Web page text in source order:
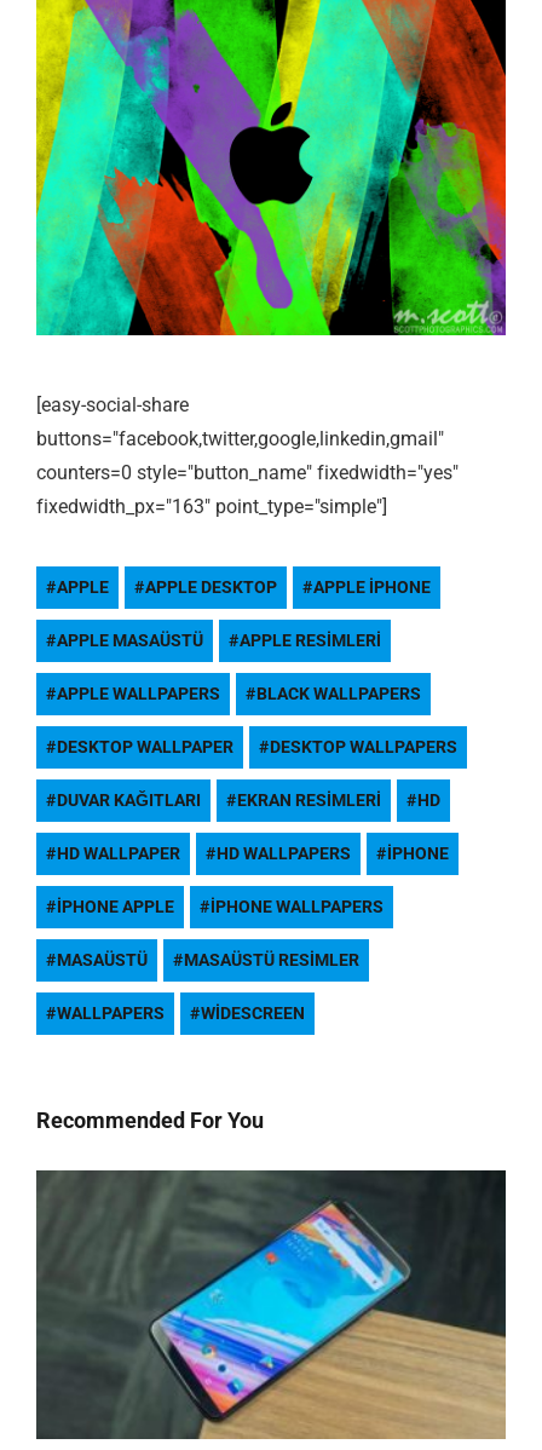
[easy-social-share
buttons="facebook,twitter,google,linkedin,gmail"
counters=0 style="button_name" fixedwidth="yes"
fixedwidth_px="163" point_type="simple"]
APPLE APPLE DESKTOP APPLE IPHONE
APPLE MASAÜSTÜ APPLE RESIMLERI
APPLE WALLPAPERS BLACK WALLPAPERS
DESKTOP WALLPAPER DESKTOP WALLPAPERS
DUVAR KAĞITLARI EKRAN RESIMLERI HD
HD WALLPAPER HD WALLPAPERS IPHONE
IPHONE APPLE IPHONE WALLPAPERS
MASAÜSTÜ MASAÜSTÜ RESIMLER
WALLPAPERS WIDESCREEN
Recommended For You